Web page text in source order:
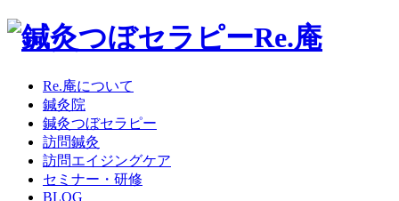
Re.庵について
鍼灸院
鍼灸つぼセラピー
訪問鍼灸
訪問エイジングケア
セミナー・研修
BLOG